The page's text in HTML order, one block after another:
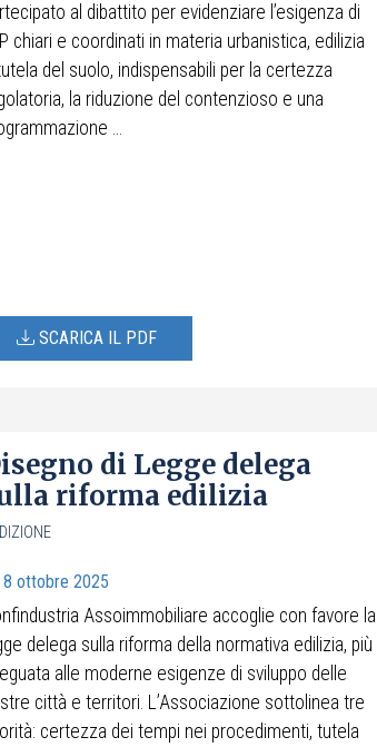
al dibattito per evidenziare l’esigenza di
chiari e coordinati in materia urbanistica, edilizia
del suolo, indispensabili per la certezza
la riduzione del contenzioso e una
...
SCARICA IL PDF
di Legge delega
riforma edilizia
8 ottobre 2025
Assoimmobiliare accoglie con favore la
delega sulla riforma della normativa edilizia, più
alle moderne esigenze di sviluppo delle
città e territori. L’Associazione sottolinea tre
certezza dei tempi nei procedimenti, tutela